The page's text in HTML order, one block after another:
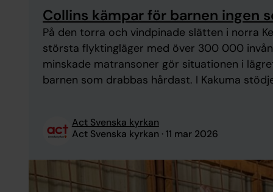
Collins kämpar för barnen ingen
På den torra och vindpinade slätten i norra
största flyktingläger med över 300 000
minskade matransoner gör situationen i
barnen som drabbas hårdast. I Kakuma
Act Svenska kyrkan
Act Svenska kyrkan 11 mar 2026